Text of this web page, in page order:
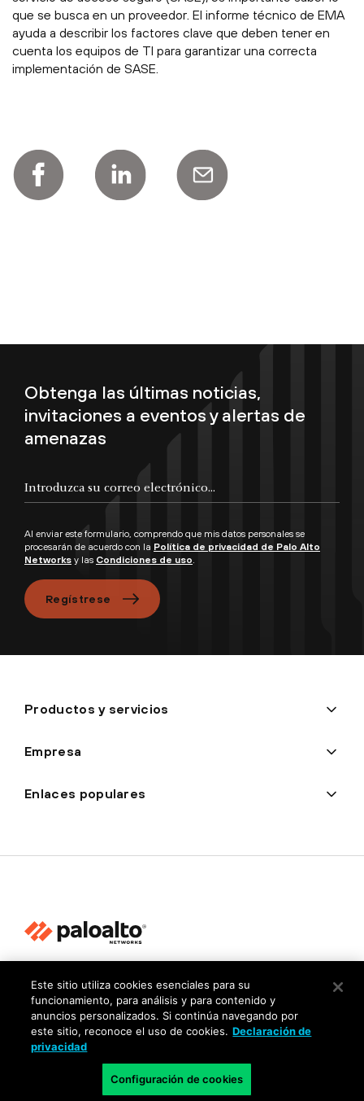
que se busca en un proveedor. El informe técnico de EMA
ayuda a describir los factores clave que deben tener en
cuenta los equipos de TI para garantizar una correcta
implementación de SASE.
Obtenga las últimas noticias,
invitaciones a eventos y alertas de
amenazas
Al enviar este formulario, comprendo que mis datos personales se
procesarán de acuerdo con la Política de privacidad de Palo Alto
Networks y las Condiciones de uso.
Regístrese
Productos y servicios
Empresa
Enlaces populares
Centro de confianza
Condiciones de uso
Documentación
Copyright © 2026 Palo Alto Networks. Todos los derechos
Este sitio utiliza cookies esenciales para su
funcionamiento, para análisis y para contenido y
anuncios personalizados. Si continúa navegando por
este sitio, reconoce el uso de cookies. Declaración de
privacidad
Configuración de cookies